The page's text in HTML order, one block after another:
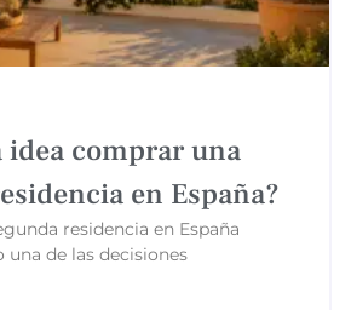
idea comprar una
en España?
residencia en España
de las decisiones